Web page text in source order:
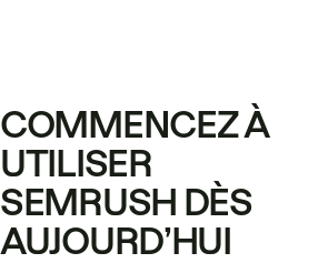
COMMENCEZ À
UTILISER
SEMRUSH DÈS
AUJOURD’HUI